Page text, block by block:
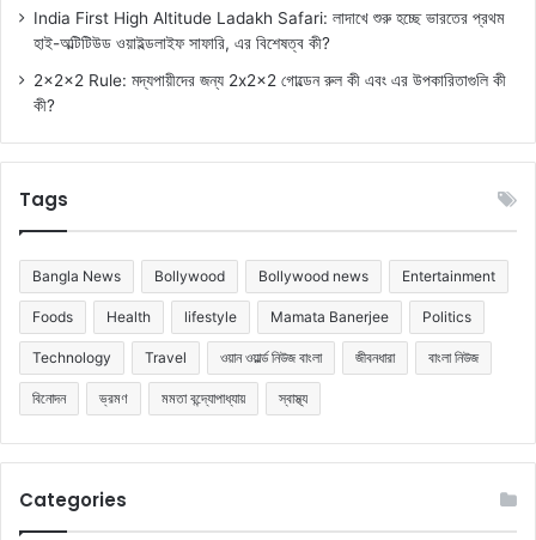
India First High Altitude Ladakh Safari: লাদাখে শুরু হচ্ছে ভারতের প্রথম
হাই-অল্টিটিউড ওয়াইল্ডলাইফ সাফারি, এর বিশেষত্ব কী?
2x2x2 Rule: মদ্যপায়ীদের জন্য 2x2x2 গোল্ডেন রুল কী এবং এর উপকারিতাগুলি কী
কী?
Tags
Bangla News Bollywood Bollywood news Entertainment
Foods Health lifestyle Mamata Banerjee Politics
Technology Travel ওয়ান ওয়ার্ল্ড নিউজ বাংলা জীবনধারা বাংলা নিউজ
বিনোদন ভ্রমণ মমতা বন্দ্যোপাধ্যায় স্বাস্থ্য
Categories